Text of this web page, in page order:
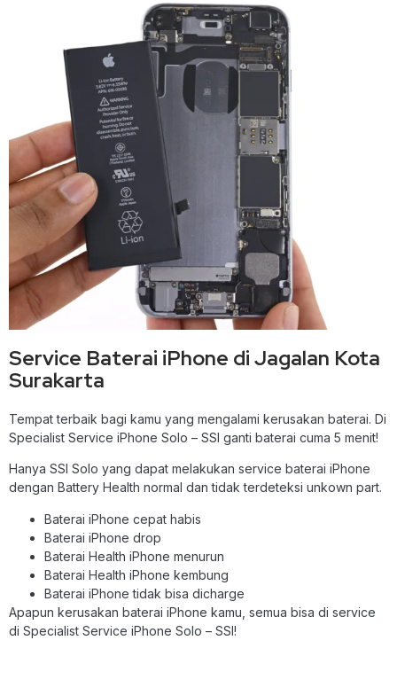
Service Baterai iPhone di Jagalan Kota
Surakarta
Tempat terbaik bagi kamu yang mengalami kerusakan baterai. Di
Specialist Service iPhone Solo – SSI ganti baterai cuma 5 menit!
Hanya SSI Solo yang dapat melakukan service baterai iPhone
dengan Battery Health normal dan tidak terdeteksi unkown part.
Baterai iPhone cepat habis
Baterai iPhone drop
Baterai Health iPhone menurun
Baterai Health iPhone kembung
Baterai iPhone tidak bisa dicharge
Apapun kerusakan baterai iPhone kamu, semua bisa di service
di Specialist Service iPhone Solo – SSI!